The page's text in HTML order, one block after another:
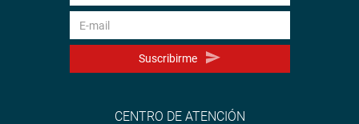
Suscribirme
CENTRO DE ATENCIÓN